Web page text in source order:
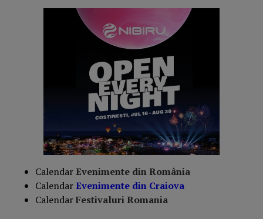
Calendar Evenimente din România
CalendarEvenimente din Craiova
CalendarFestivaluri Romania